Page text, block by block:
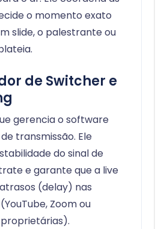
o momento exato
slide, o palestrante ou
de Switcher e
gerencia o software
transmissão. Ele
do sinal de
e garante que a live
(delay) nas
Zoom ou